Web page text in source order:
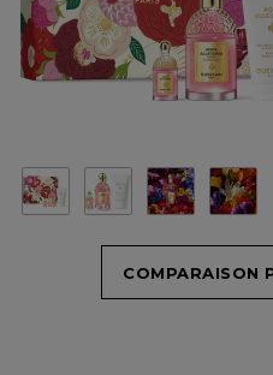
COMPARAISON